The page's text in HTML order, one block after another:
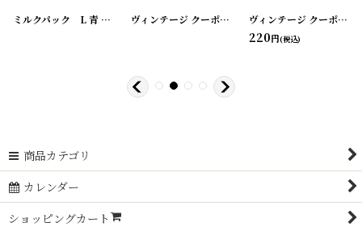
[ 20200323-03]
ミルクパック L 青 [20200325-1] ヴィンテージ クーポンチケット<シネマ>10枚SET ヴィンテージ クーポンチケット <プラネタリウム>10枚SET
220円(税込)
商品カテゴリ
カレンダー
ショッピングカート